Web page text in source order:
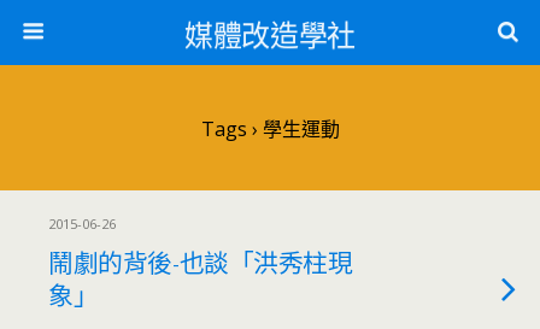
媒體改造學社
Tags › 學生運動
2015-06-26
鬧劇的背後-也談「洪秀柱現
象」